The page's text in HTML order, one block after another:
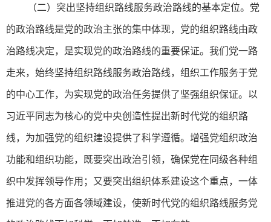
（二）突出坚持组织路线服务政治路线的基本定位。党
的政治路线是党的政治主张的集中体现，党的组织路线由政
治路线决定，是实现党的政治路线的重要保证。我们党一路
走来，始终坚持组织路线服务政治路线，组织工作服务于党
的中心工作，为实现党的政治任务提供了坚强组织保证。以
习近平同志为核心的党中央创造性提出新时代党的组织路
线，为加强党的组织建设提供了科学遵循。增强党组织政治
功能和组织功能，既要突出政治引领，确保党在同级各种组
织中发挥领导作用；又要突出组织体系建设这个重点，一体
推进党的各方面各领域建设，使新时代党的组织路线服务党